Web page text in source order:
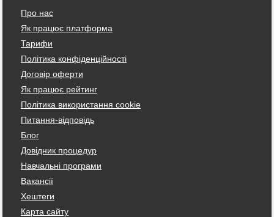
Про нас
Як працює платформа
Тарифи
Політика конфіденційності
Договір оферти
Як працює рейтинг
Політика використання cookie
Питання-відповідь
Блог
Довідник процедур
Навчальні програми
Вакансії
Хештеги
Карта сайту